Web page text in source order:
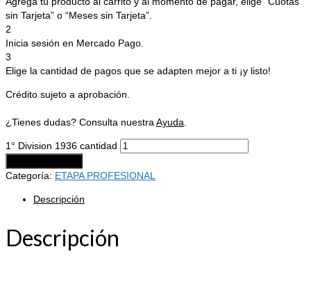
sin Tarjeta” o “Meses sin Tarjeta”.
2
Inicia sesión en Mercado Pago.
3
Elige la cantidad de pagos que se adapten mejor a ti ¡y listo!
Crédito sujeto a aprobación.
¿Tienes dudas? Consulta nuestra Ayuda
1° Division 1936 cantidad
Categoría: ETAPA PROFESIONAL
Descripción
Descripción